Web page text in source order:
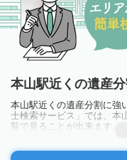
本山駅近くの遺産
本山駅近くの遺産分割に強
士検索サービス」では、本
覧で見ることが出来ます。
度近隣の弁護士に相談して